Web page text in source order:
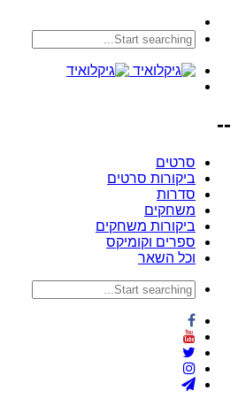
--
סרטים
ביקורות סרטים
סדרות
משחקים
ביקורות משחקים
ספרים וקומיקס
וכל השאר